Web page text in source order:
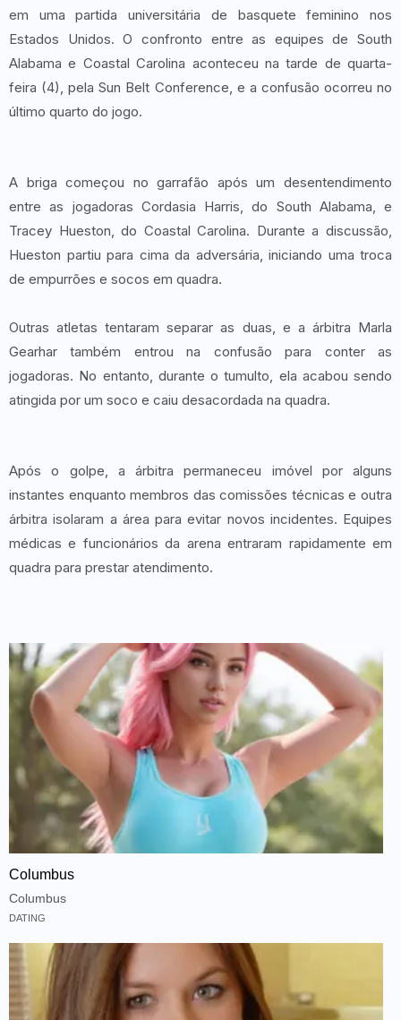
em uma partida universitária de basquete feminino nos
Estados Unidos. O confronto entre as equipes de South
Alabama e Coastal Carolina aconteceu na tarde de quarta-
feira (4), pela Sun Belt Conference, e a confusão ocorreu no
último quarto do jogo.
A briga começou no garrafão após um desentendimento
entre as jogadoras Cordasia Harris, do South Alabama, e
Tracey Hueston, do Coastal Carolina. Durante a discussão,
Hueston partiu para cima da adversária, iniciando uma troca
de empurrões e socos em quadra.
Outras atletas tentaram separar as duas, e a árbitra Marla
Gearhar também entrou na confusão para conter as
jogadoras. No entanto, durante o tumulto, ela acabou sendo
atingida por um soco e caiu desacordada na quadra.
Após o golpe, a árbitra permaneceu imóvel por alguns
instantes enquanto membros das comissões técnicas e outra
árbitra isolaram a área para evitar novos incidentes. Equipes
médicas e funcionários da arena entraram rapidamente em
quadra para prestar atendimento.
Columbus
Columbus
DATING